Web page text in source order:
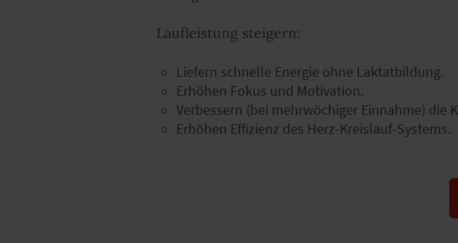
Laufleistung steigern:
Liefern schnelle Energie ohne Laktatbildung.
Erhöhen Fokus und Motivation.
Verbessern (bei mehrwöchiger Einnahme)
Erhöhen Effizienz des Herz-Kreislauf-Systems.